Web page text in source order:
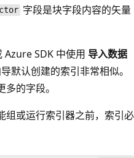
字段是块字段内容的矢量
Azure SDK 中使用 导入数据
默认创建的索引非常相似。
的字段。
组或运行索引器之前，索引必